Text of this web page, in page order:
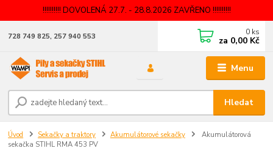
!!!!!!!!!! DOVOLENÁ 27.7. - 28.8.2026 ZAVŘENO !!!!!!!!!!
Menu
Hledat
728 749 825, 257 940 553 0 ks
za 0,00 Kč
Úvod Sekačky a traktory Akumulátorové sekačky
Akumulátorová
sekačka STIHL RMA 453 PV